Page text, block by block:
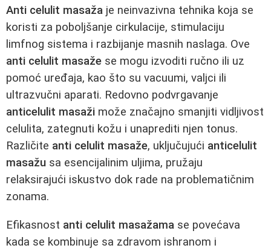
Anti celulit masaža je neinvazivna tehnika koja se
koristi za poboljšanje cirkulacije, stimulaciju
limfnog sistema i razbijanje masnih naslaga. Ove
anti celulit masaže se mogu izvoditi ručno ili uz
pomoć uređaja, kao što su vacuumi, valjci ili
ultrazvučni aparati. Redovno podvrgavanje
anticelulit masaži može značajno smanjiti vidljivost
celulita, zategnuti kožu i unaprediti njen tonus.
Različite anti celulit masaže, uključujući anticelulit
masažu sa esencijalinim uljima, pružaju
relaksirajući iskustvo dok rade na problematičnim
zonama.
Efikasnost anti celulit masažama se povećava
kada se kombinuje sa zdravom ishranom i